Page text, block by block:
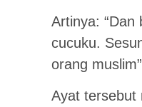
Artinya: “Dan
cucuku.
orang
Ayat tersebut